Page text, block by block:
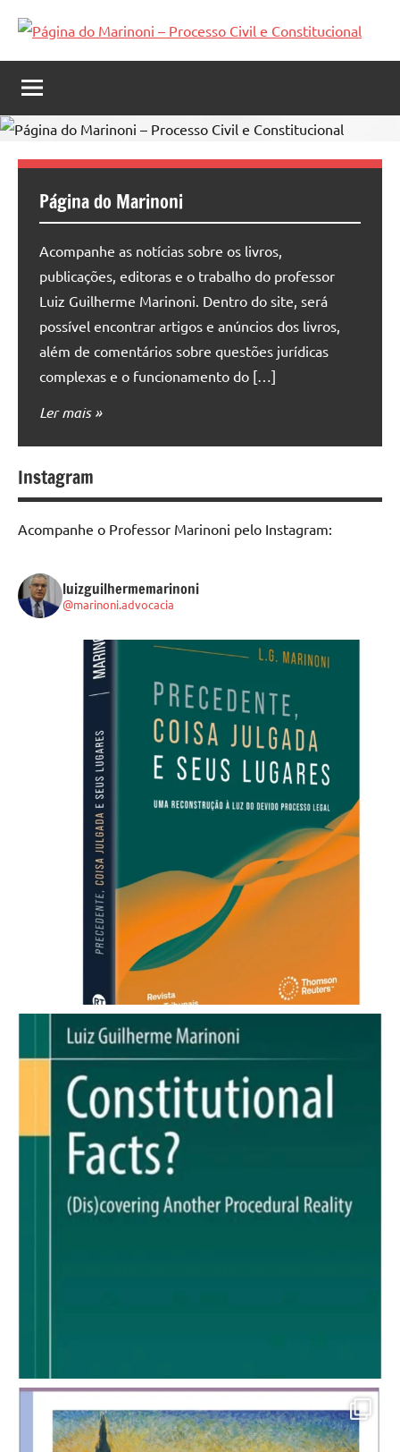
Página
do
Marinoni
–
Processo
Civil
Constitucional
novidades
e
obras
do
Guilherme
Marinoni
Página do Marinoni
Acompanhe as notícias sobre os livros,
publicações, editoras e o trabalho do professor
Luiz Guilherme Marinoni. Dentro do site, será
possível encontrar artigos e anúncios dos livros,
além de comentários sobre questões jurídicas
complexas e o funcionamento do […]
Ler mais
Instagram
Acompanhe o Professor Marinoni pelo Instagram:
luizguilhermemarinoni
@marinoni.advocacia